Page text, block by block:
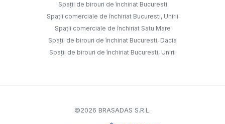
Spații de birouri de închiriat Bucuresti
Spații comerciale de închiriat Bucuresti, Unirii
Spații comerciale de închiriat Satu Mare
Spații de birouri de închiriat Bucuresti, Dacia
Spații de birouri de închiriat Bucuresti, Unirii
©2026 BRASADAS S.R.L.